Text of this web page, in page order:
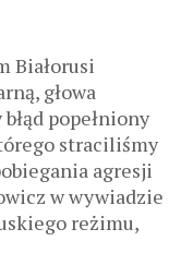
Białorusi
głowa
popełniony
straciliśmy
agresji
w wywiadzie
reżimu,